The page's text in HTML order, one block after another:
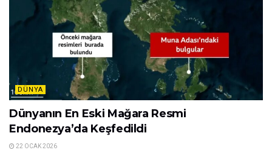
DÜNYA
Dünyanın En Eski Mağara Resmi
Endonezya’da Keşfedildi
22 OCAK 2026